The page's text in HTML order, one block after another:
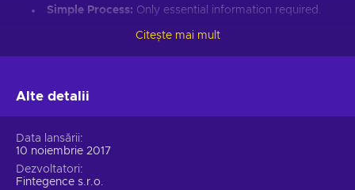
Simple Process: Only essential information required.
Introduce loved ones to Ethereum’s world.
Set up an Ethereum-compatible wallet.
Input your ETH voucher code.
Provide your email for confirmation.
Choose Ethereum (ETH).
Citește mai mult
Alte detalii
Data lansării
10 noiembrie 2017
Dezvoltatori
Fintegence s.r.o.